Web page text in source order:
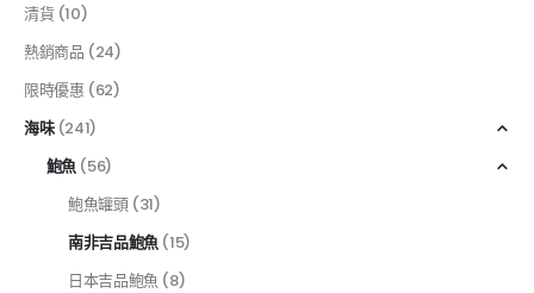
清貨 (10)
熱銷商品 (24)
限時優惠 (62)
海味 (241)
鮑魚 (56)
鮑魚罐頭 (31)
南非吉品鮑魚 (15)
日本吉品鮑魚 (8)